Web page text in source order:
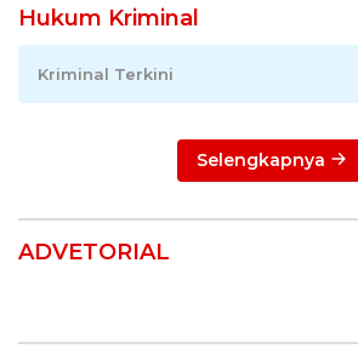
Hukum Kriminal
Kriminal Terkini
Selengkapnya
ADVETORIAL